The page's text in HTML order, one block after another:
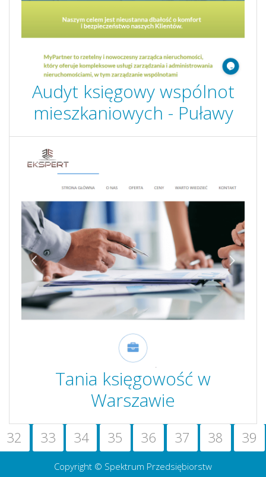
Audyt księgowy wspólnot
mieszkaniowych - Puławy
Tania księgowość w
Warszawie
32 33 34 35 36 37 38 39
Copyright © Spektrum Przedsiębiorstw